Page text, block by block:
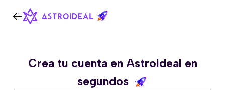
Crea tu cuenta en Astroideal en
segundos